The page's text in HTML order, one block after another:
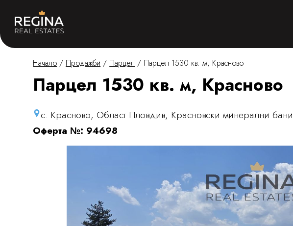
Начало / Продажби / Парцел / Парцел 1530 кв. м, Красново
Парцел 1530 кв. м, Красново
с. Красново, Област Пловдив, Красновски минерални бани
Оферта №: 94698